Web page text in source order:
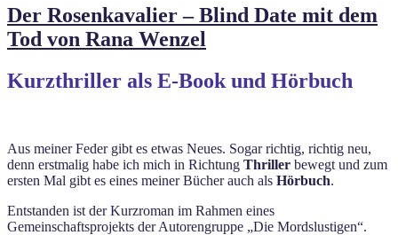
Der Rosenkavalier – Blind Date mit dem
Tod von Rana Wenzel
Kurzthriller als E-Book und Hörbuch
Aus meiner Feder gibt es etwas Neues. Sogar richtig, richtig neu,
denn erstmalig habe ich mich in Richtung Thriller bewegt und zum
ersten Mal gibt es eines meiner Bücher auch als Hörbuch.
Entstanden ist der Kurzroman im Rahmen eines
Gemeinschaftsprojekts der Autorengruppe „Die Mordslustigen“.